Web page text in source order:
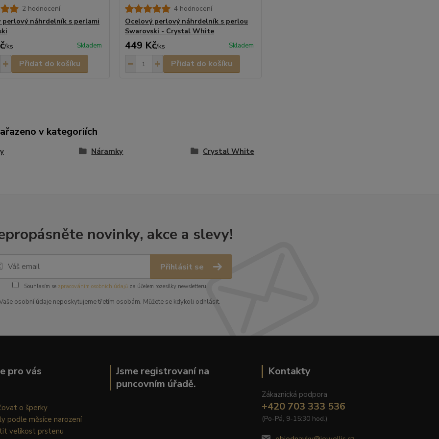
2 hodnocení
perlový náhrdelník s perlami
/ks Skladem
Přidat do košíku
4 hodnocení
Ocelový perlový náhrdelník s perlou
Swarovski - Crystal White
449 Kč/ks Skladem
Přidat do košíku
v kategoriích
Náramky Crystal White
novinky, akce a slevy!
Přihlásit se
Souhlasím se zpracováním osobních údajů za účelem rozesílky newsletteru.
osobní údaje neposkytujeme třetím osobám. Můžete se kdykoli odhlásit.
pro vás
o šperky
podle měsíce narození
velikost prstenu
Jsme registrovaní na
puncovním úřadě.
Kontakty
Zákaznická podpora
+420 703 333 536
(Po-Pá, 9-15:30 hod.)